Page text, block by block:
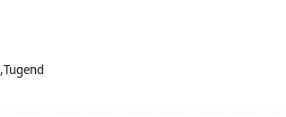
Tugend